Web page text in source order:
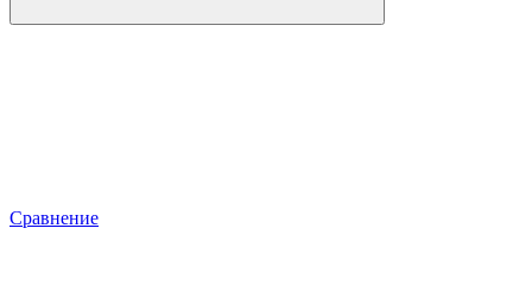
Сравнение